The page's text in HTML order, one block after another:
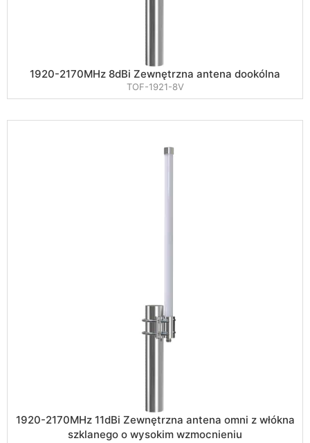
1920-2170MHz 8dBi Zewnętrzna antena dookólna
TOF-1921-8V
1920-2170MHz 11dBi Zewnętrzna antena omni z włókna
szklanego o wysokim wzmocnieniu